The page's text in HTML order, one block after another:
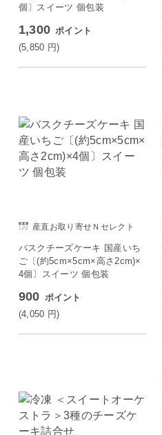
個〕スイーツ 個包装
1,300 ポイント
(5,850 円)
産直お取り寄せＮセレクト
バスクチーズケーキ 国産いち
ご〔(約5cm×5cm×高さ2cm)×
4個〕スイーツ 個包装
900 ポイント
(4,050 円)